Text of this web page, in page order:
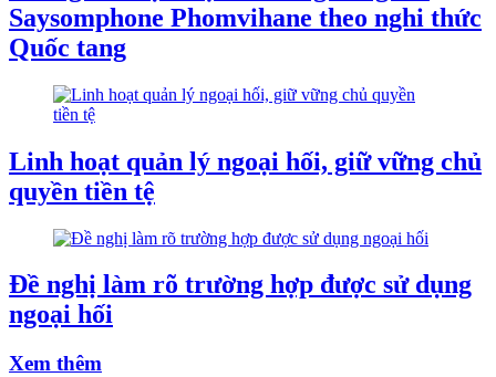
Saysomphone Phomvihane theo nghi thức
Quốc tang
Linh hoạt quản lý ngoại hối, giữ vững chủ
quyền tiền tệ
Đề nghị làm rõ trường hợp được sử dụng
ngoại hối
Xem thêm